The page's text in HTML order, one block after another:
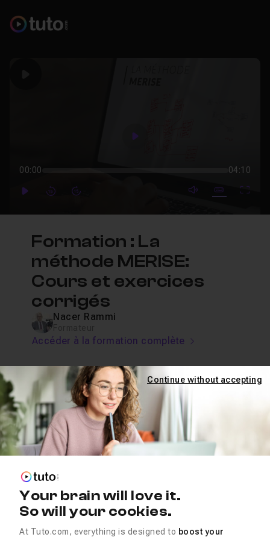
Play
00:00 04:10
PlayForwardForward mute video
Subtitles
Formation : La
méthode MERISE:
Cours et exercices
corrigés
Nacer Rammi
Accéder à la formation complète